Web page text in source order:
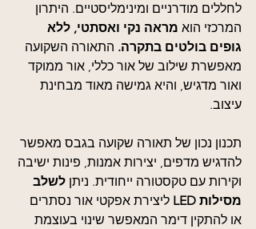
לחללים מודרניים ומינימליסטיים. היתרון
המרכזי הוא מראה נקי ואסתטי, ללא
גופים בולטים בתקרה. התאורה השקועה
מאפשרת שילוב של אור כללי, אור ממוקד
ואור מדגיש, והיא גמישה מאוד מבחינת
עיצוב.
תכנון נכון של תאורה שקועה בגבס מאפשר
להדגיש מדפים, יצירות אמנות, פינות ישיבה
וקירות עם טקסטורה ייחודית. ניתן לשלב
מסילות LED
ליצירת אפקטי אור נסתרים
או להתקין דימר המאפשר שינוי בעוצמת